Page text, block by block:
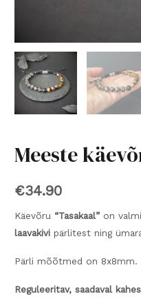
Meeste
€34.90
Käevõru “Tasakaal” on
laavakivi pärlitest ning
Pärli mõõtmed on 8x8mm.
Reguleeritav, saadaval